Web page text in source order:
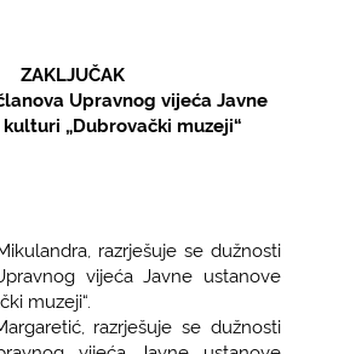
ZAKLJUČAK
Upravnog vijeća Javne
„Dubrovački muzeji“
razrješuje se dužnosti
vijeća Javne ustanove
muzeji“.
razrješuje se dužnosti